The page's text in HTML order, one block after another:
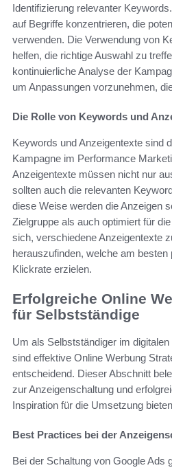
Identifizierung relevanter
auf Begriffe konzentrieren, die
verwenden. Die Verwendung von
helfen, die richtige Auswahl zu
kontinuierliche Analyse der
um Anpassungen vorzunehmen,
Die Rolle von Keywords und
Keywords und Anzeigentexte sind
Kampagne im Performance
Anzeigentexte müssen nicht nur
sollten auch die relevanten
diese Weise werden die Anzeigen
Zielgruppe als auch optimiert für
sich, verschiedene Anzeigentexte
herauszufinden, welche am
Klickrate erzielen.
Erfolgreiche Online
für Selbstständige
Um als Selbstständiger im
sind effektive Online Werbung
entscheidend. Dieser Abschnitt
zur Anzeigenschaltung und
Inspiration für die Umsetzung
Best Practices bei der
Bei der Schaltung von Google Ads